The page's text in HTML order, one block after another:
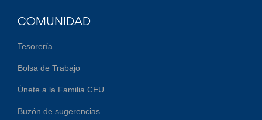
COMUNIDAD
Tesorería
Bolsa de Trabajo
Únete a la Familia CEU
Buzón de sugerencias